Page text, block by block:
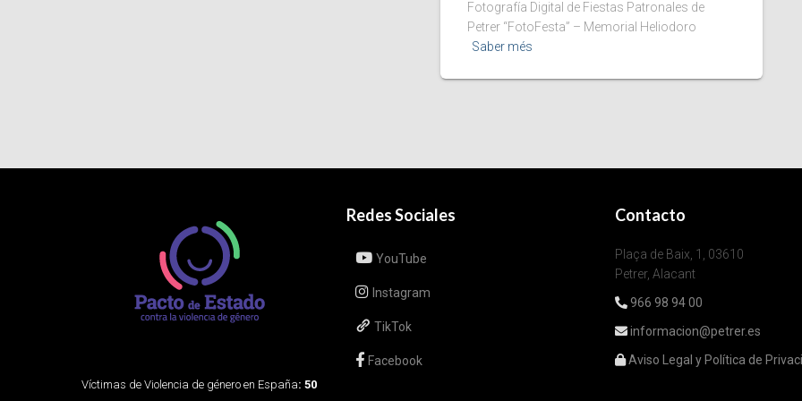
Fotografía Digital de Fiestas Patronales de
Petrer “FotoFesta” – Memorial Heliodoro
Saber més
Víctimas de Violencia de género en España: 50
Redes Sociales
YouTube
Instagram
TikTok
Facebook
Contacto
Plaça de Baix, 1, 03610
Petrer, Alacant
966 98 94 00
informacion@petrer.es
Aviso Legal y Política de